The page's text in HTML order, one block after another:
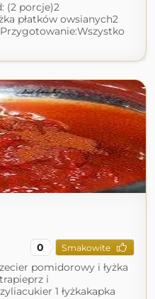
(2 porcje)2
płatków owsianych2
0 Smakowite
pomidorowy i łyżka
i
1 łyżkakapka